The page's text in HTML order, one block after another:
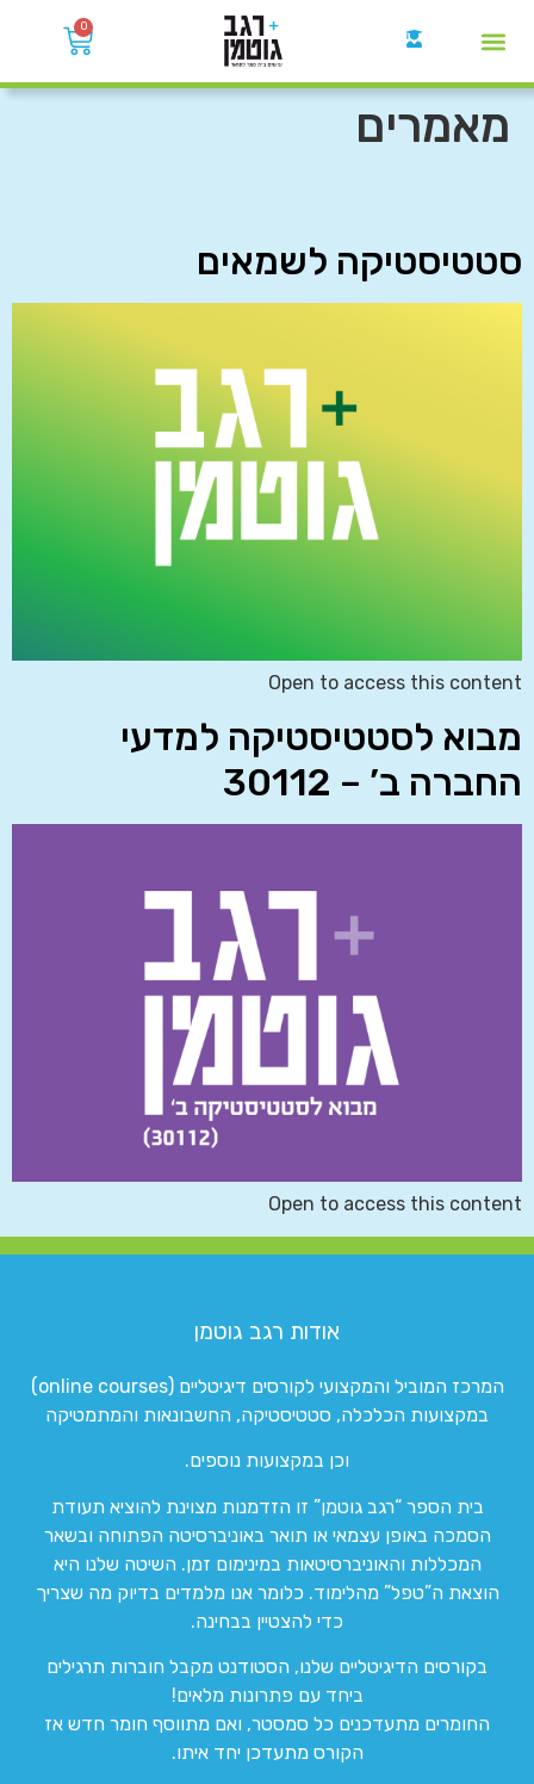
0
מאמרים
סטטיסטיקה לשמאים
Open to access this content
מבוא לסטטיסטיקה למדעי
החברה ב’ – 30112
Open to access this content
אודות רגב גוטמן
המרכז המוביל והמקצועי לקורסים דיגיטליים (online courses)
במקצועות הכלכלה, סטטיסטיקה, החשבונאות והמתמטיקה
וכן במקצועות נוספים.
בית הספר “רגב גוטמן” זו הזדמנות מצוינת להוציא תעודת
הסמכה באופן עצמאי או תואר באוניברסיטה הפתוחה ובשאר
המכללות והאוניברסיטאות במינימום זמן. השיטה שלנו היא
הוצאת ה”טפל” מהלימוד. כלומר אנו מלמדים בדיוק מה שצריך
כדי להצטיין בבחינה.
בקורסים הדיגיטליים שלנו, הסטודנט מקבל חוברות תרגילים
ביחד עם פתרונות מלאים!
החומרים מתעדכנים כל סמסטר, ואם מתווסף חומר חדש אז
הקורס מתעדכן יחד איתו.